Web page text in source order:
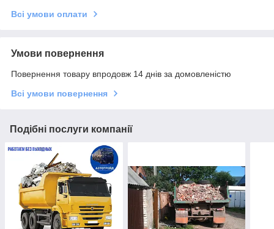
Всі умови оплати
Умови повернення
Повернення товару впродовж 14 днів за домовленістю
Всі умови повернення
Подібні послуги компанії